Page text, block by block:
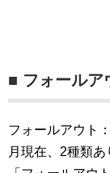
■ フォールア
フォールアウト
月現在、2種類あ